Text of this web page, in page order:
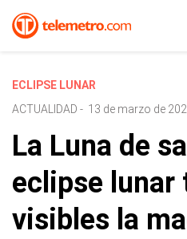
ECLIPSE LUNAR
ACTUALIDAD - 13 de marzo de
La Luna de
eclipse lunar
visibles la